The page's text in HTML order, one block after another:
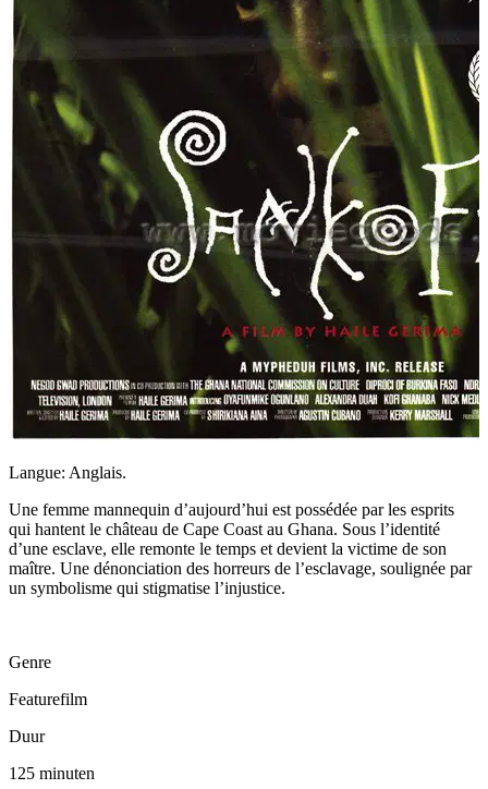
Langue: Anglais.
Une femme mannequin d’aujourd’hui est possédée par les esprits
qui hantent le château de Cape Coast au Ghana. Sous l’identité
d’une esclave, elle remonte le temps et devient la victime de son
maître. Une dénonciation des horreurs de l’esclavage, soulignée par
un symbolisme qui stigmatise l’injustice.
Genre
Featurefilm
Duur
125 minuten